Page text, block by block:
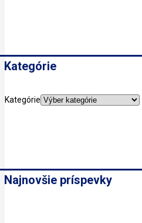
Kategórie
Kategórie
Najnovšie príspevky